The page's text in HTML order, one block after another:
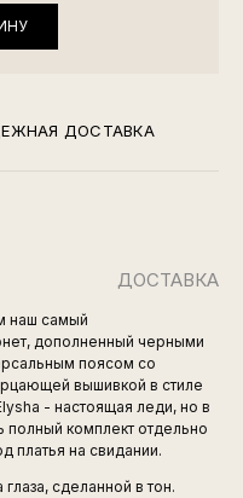
ДОСТАВКА
ДОСТАВКА
наш самый
дополненный черными
поясом со
вышивкой в стиле
- настоящая леди, но в
комплект отдельно
платья на свидании.
сделанной в тон.